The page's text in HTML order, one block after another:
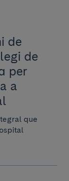
de
de
per
a
que